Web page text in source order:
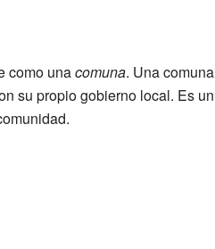
como unacomuna. Una comuna
su propio gobierno local. Es un